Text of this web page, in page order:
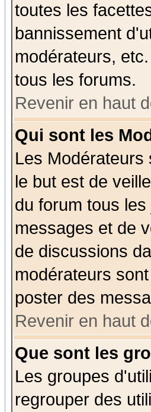
toutes les
bannissement
modérateurs,
tous les forums.
Revenir en haut
Qui sont les
Les
le but est de
du forum tous
messages et de
de discussions
modérateurs
poster des
Revenir en haut
Que sont les
Les groupes
regrouper des